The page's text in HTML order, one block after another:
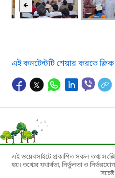
🡸
এই কনটেন্টটি শেয়ার করতে
এই ওয়েবসাইটে প্রকাশিত সকল তথ্য
হয়। তথ্যের যথার্থতা, নির্ভুলতা ও